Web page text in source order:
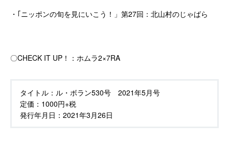
・｢ニッポンの旬を見にいこう！」第27回：北山村のじゃばら
〇CHECK IT UP！：ホムラ2×7RA
タイトル： ル・ボラン530号 2021年5月号
定価： 1000円+税
発行年月日： 2021年3月26日